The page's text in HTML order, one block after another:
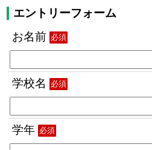
エントリーフォーム
お名前 必須
学校名 必須
学年 必須